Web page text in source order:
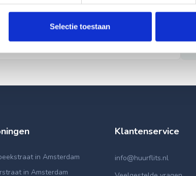
Selectie toestaan
in Amsterdam
in Amsterdam
Klantenservice
info@huurflits.nl